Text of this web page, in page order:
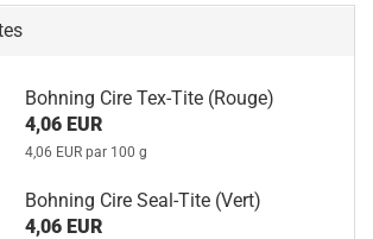
Bohning Cire Tex-Tite (Rouge)
4,06 EUR
4,06 EUR par 100 g
Bohning Cire Seal-Tite (Vert)
4,06 EUR